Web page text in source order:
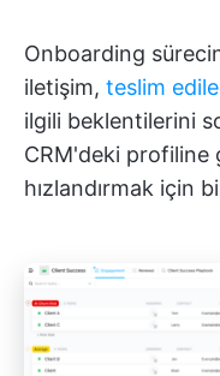
Onboarding
iletişim, teslim
ilgili beklentilerini
CRM'deki profiline
hızlandırmak için